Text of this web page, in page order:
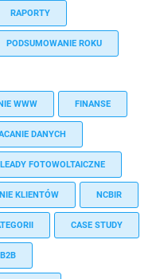
RAPORTY
PODSUMOWANIE ROKU
WWW FINANSE
DANYCH
LEADY FOTOWOLTAICZNE
KLIENTÓW NCBIR
CASE STUDY